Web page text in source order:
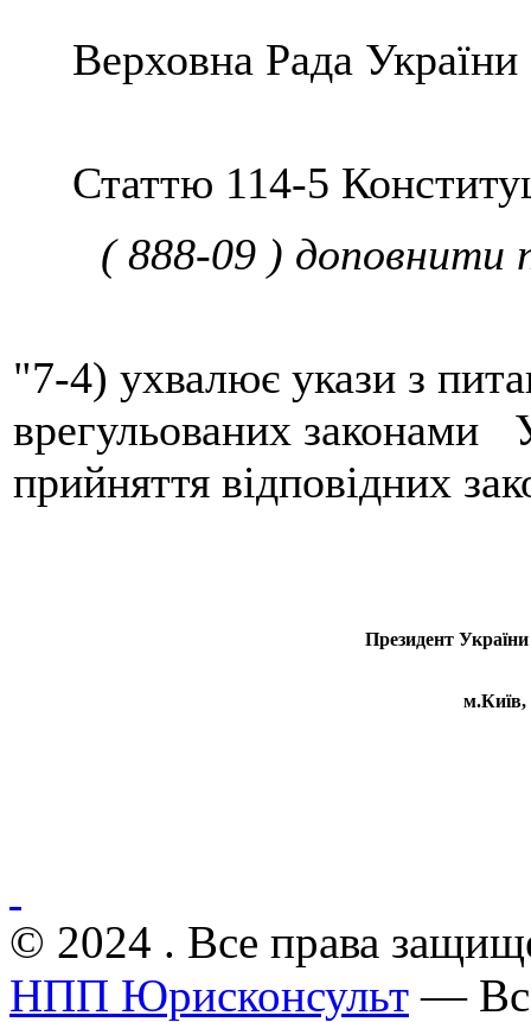
Верховна Рада України
Статтю 114-5
( 888-09 ) доповнити
"7-4) ухвалює укази з
врегульованих
прийняття відповідних
Президент
м.Київ,
© 2024 . Все права
НПП Юрисконсульт —